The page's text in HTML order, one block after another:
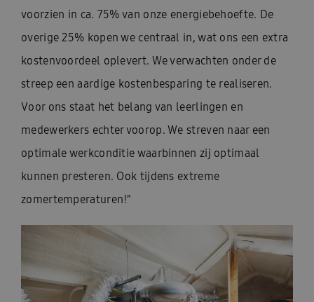
voorzien in ca. 75% van onze energiebehoefte. De
overige 25% kopen we centraal in, wat ons een extra
kostenvoordeel oplevert. We verwachten onder de
streep een aardige kostenbesparing te realiseren.
Voor ons staat het belang van leerlingen en
medewerkers echter voorop. We streven naar een
optimale werkconditie waarbinnen zij optimaal
kunnen presteren. Ook tijdens extreme
zomertemperaturen!”